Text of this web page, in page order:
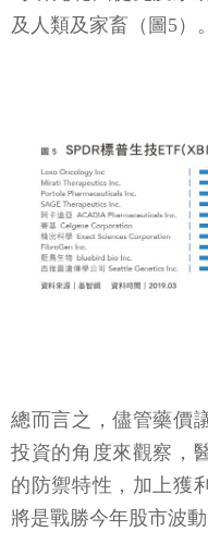
及人類及家畜（圖5）。
總而言之，儘管藥價
投資的角度來觀察，
的防禦特性，加上獲
將是戰勝今年股市波